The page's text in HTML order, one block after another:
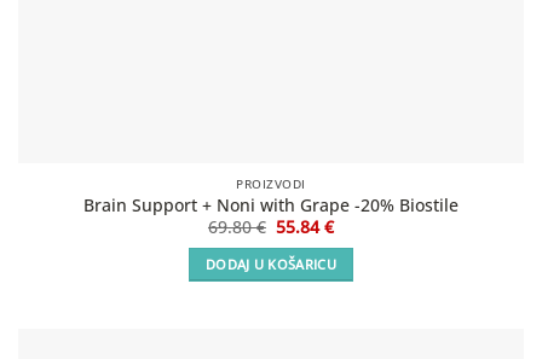
PROIZVODI
Brain Support + Noni with Grape -20% Biostile
69.80€ Izvorna
bila
je:
69.80 €.
55.84€Trenutna
je:
55.84 €.
DODAJ U KOŠARICU